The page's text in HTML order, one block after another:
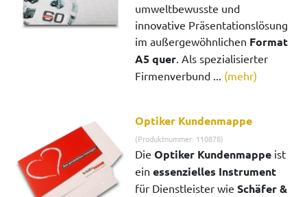
umweltbewusste und
innovative Präsentationslösung
im außergewöhnlichen Format
A5 quer. Als spezialisierter
Firmenverbund ... (mehr)
Optiker Kundenmappe
(Produktnummer: 110878)
DieOptiker Kundenmappe ist
einessenzielles Instrument
für Dienstleister wieSchäfer &